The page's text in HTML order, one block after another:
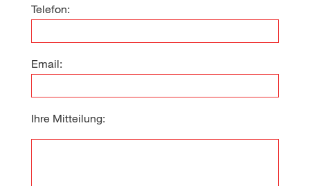
Telefon:
Email:
Ihre Mitteilung: